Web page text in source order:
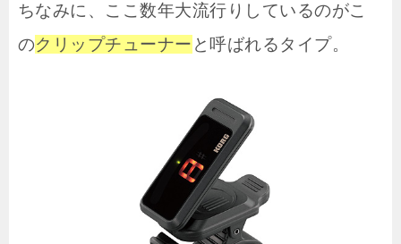
ちなみに、ここ数年大流行りしているのがこ
のクリップチューナー と呼ばれるタイプ。